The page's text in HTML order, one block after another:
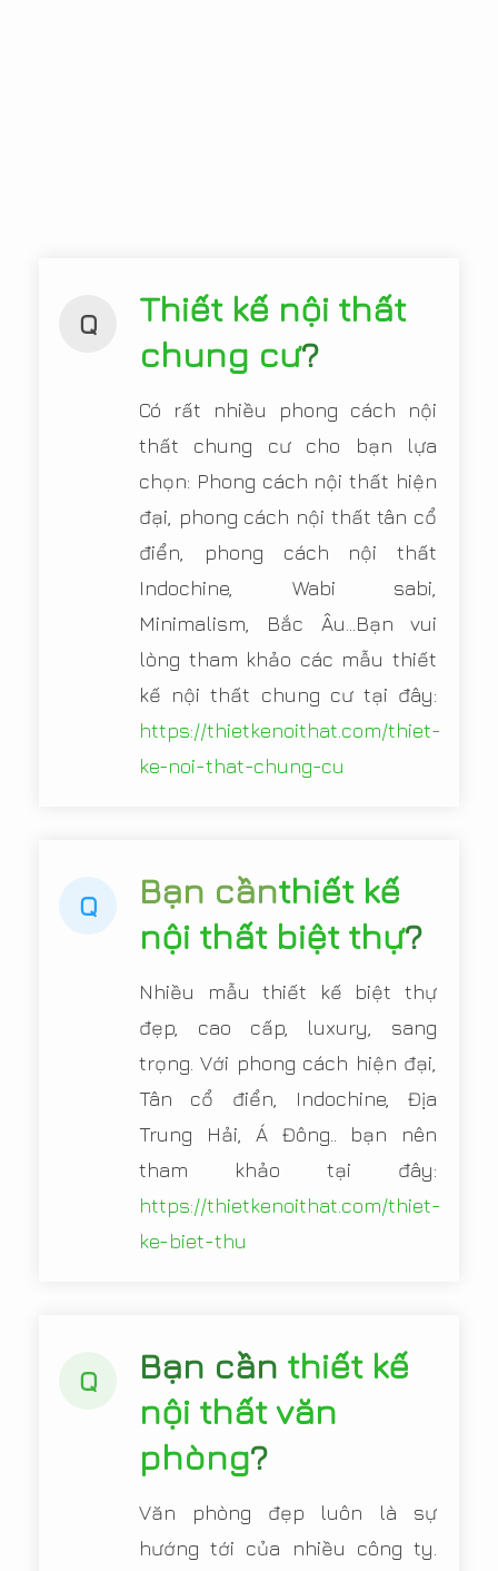
Q
Thiết kế nội thất
chung cư?
Có rất nhiều phong cách nội
thất chung cư cho bạn lựa
chọn: Phong cách nội thất hiện
đại, phong cách nội thất tân cổ
điển, phong cách nội thất
Indochine, Wabi sabi,
Minimalism, Bắc Âu...Bạn vui
lòng tham khảo các mẫu thiết
kế nội thất chung cư tại đây:
https://thietkenoithat.com/thiet-
ke-noi-that-chung-cu
Q Bạn cầnthiết kế
nội thất biệt thự?
Nhiều mẫu thiết kế biệt thự
đẹp, cao cấp, luxury, sang
trọng. Với phong cách hiện đại,
Tân cổ điển, Indochine, Địa
Trung Hải, Á Đông.. bạn nên
tham khảo tại đây:
https://thietkenoithat.com/thiet-
ke-biet-thu
Q Bạn cần thiết kế
nội thất văn
phòng?
Văn phòng đẹp luôn là sự
hướng tới của nhiều công ty.